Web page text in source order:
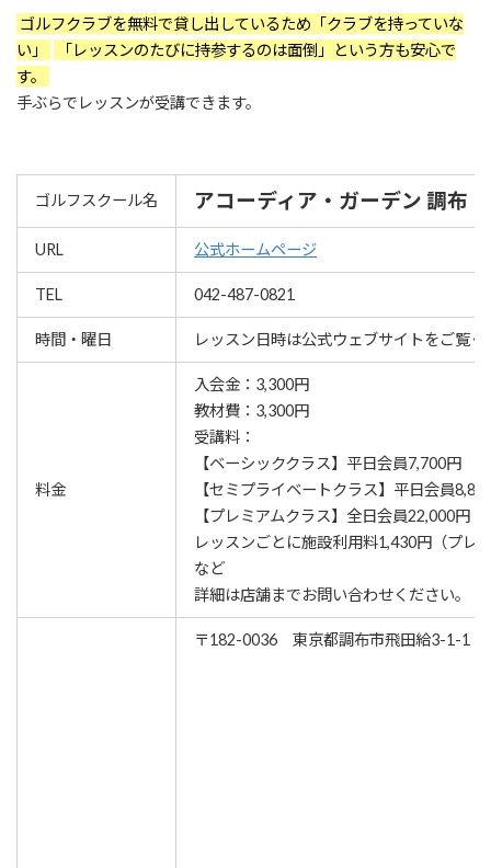
ゴルフクラブを無料で貸し出しているため「クラブを持っていな
い」
「レッスンのたびに持参するのは面倒」という方も安心で
す。
手ぶらでレッスンが受講できます。
ゴルフスクール名 アコーディア・ガーデン 調布
URL 公式ホームページ
TEL 042-487-0821
時間・曜日 レッスン⽇時は公式ウェブサイトをご覧く
料金
入会金：3,300円
教材費：3,300円
受講料：
【ベーシッククラス】平日会員7,700円
【セミプライベートクラス】平日会員
【プレミアムクラス】全日会員22,000円
レッスンごとに施設利用料1,430円（プレ
など
詳細は店舗までお問い合わせください。
〒182-0036 東京都調布市飛田給3-1-1